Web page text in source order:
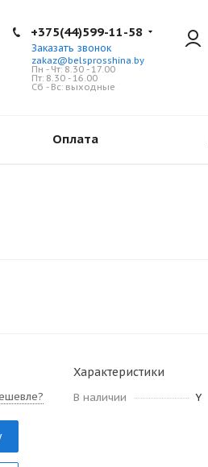
+375(44)599-11-58
Заказать звонок
zakaz@belsprosshina.by
Пн - Чт: 8.30 - 17.00
Пт: 8.30 - 16.00
Сб - Вс: выходные
Оплата
Характеристики
В наличии Y